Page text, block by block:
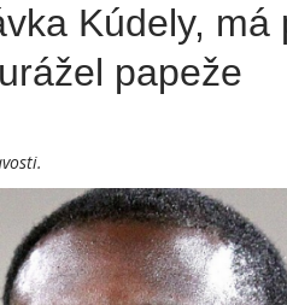
Kúdely, má
papeže